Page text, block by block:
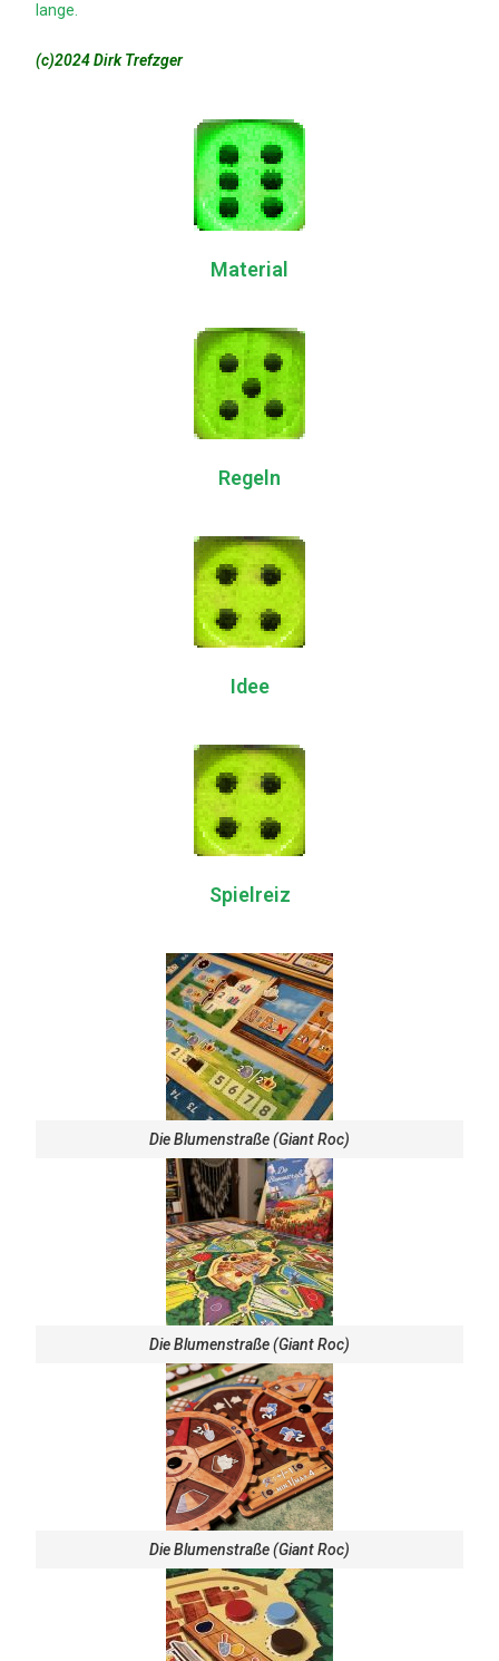
lange.
(c)2024 Dirk Trefzger
Material
Regeln
Idee
Spielreiz
Die Blumenstraße (Giant Roc)
Die Blumenstraße (Giant Roc)
Die Blumenstraße (Giant Roc)